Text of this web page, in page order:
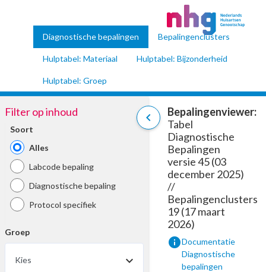
Diagnostische bepalingen Bepalingenclusters
Hulptabel: Materiaal Hulptabel: Bijzonderheid
Hulptabel: Groep
chevron_left
Filter op inhoud
Soort
Alles
Labcode bepaling
Diagnostische bepaling
Protocol specifiek
Groep
Kies
Bepalingenviewer:
Tabel
Diagnostische
Bepalingen
versie 45 (03
december 2025)
//
Bepalingenclusters
19 (17 maart
2026)
infoDocumentatie
Diagnostische
bepalingen